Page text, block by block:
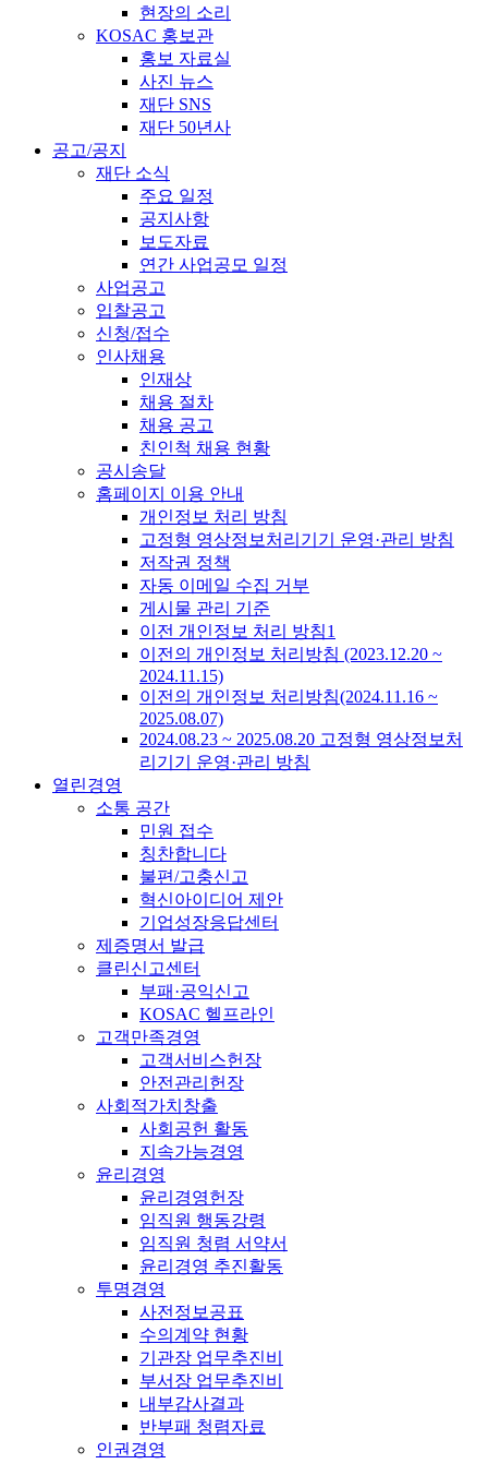
현장의 소리
KOSAC 홍보관
홍보 자료실
사진 뉴스
재단 SNS
재단 50년사
공고/공지
재단 소식
주요 일정
공지사항
보도자료
연간 사업공모 일정
사업공고
입찰공고
신청/접수
인사채용
인재상
채용 절차
채용 공고
친인척 채용 현황
공시송달
홈페이지 이용 안내
개인정보 처리 방침
고정형 영상정보처리기기 운영·관리 방침
저작권 정책
자동 이메일 수집 거부
게시물 관리 기준
이전 개인정보 처리 방침1
이전의 개인정보 처리방침 (2023.12.20 ~
2024.11.15)
이전의 개인정보 처리방침(2024.11.16 ~
2025.08.07)
2024.08.23 ~ 2025.08.20 고정형 영상정보처
리기기 운영·관리 방침
열린경영
소통 공간
민원 접수
칭찬합니다
불편/고충신고
혁신아이디어 제안
기업성장응답센터
제증명서 발급
클린신고센터
부패·공익신고
KOSAC 헬프라인
고객만족경영
고객서비스헌장
안전관리헌장
사회적가치창출
사회공헌 활동
지속가능경영
윤리경영
윤리경영헌장
임직원 행동강령
임직원 청렴 서약서
윤리경영 추진활동
투명경영
사전정보공표
수의계약 현황
기관장 업무추진비
부서장 업무추진비
내부감사결과
반부패 청렴자료
인권경영